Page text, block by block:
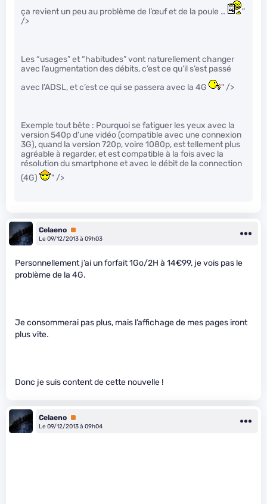
ça revient un peu au problème de l’œuf et de la poule …
"
/>
Les “usages” et “habitudes” vont naturellement changer
avec l’augmentation des débits, c’est ce qu’il s’est passé
avec l’ADSL, et c’est ce qui se passera avec la 4G
" />
Exemple tout bête : Pourquoi se fatiguer les yeux avec la
version 540p d’une vidéo (compatible avec une connexion
3G), quand la version 720p, voire 1080p, est tellement plus
agréable à regarder, et est compatible à la fois avec la
résolution du smartphone et avec le débit de la connection
(4G)
" />
Celaeno Premium
Le 09/12/2013 à 09h03
Personnellement j’ai un forfait 1Go/2H à 14€99, je vois pas le
problème de la 4G.
Je consommerai pas plus, mais l’affichage de mes pages iront
plus vite.
Donc je suis content de cette nouvelle !
Celaeno Premium
Le 09/12/2013 à 09h04